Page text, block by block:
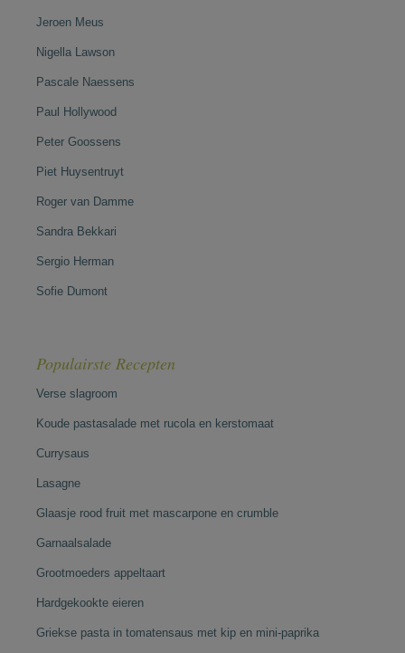
Jeroen Meus
Nigella Lawson
Pascale Naessens
Paul Hollywood
Peter Goossens
Piet Huysentruyt
Roger van Damme
Sandra Bekkari
Sergio Herman
Sofie Dumont
Populairste Recepten
Verse slagroom
Koude pastasalade met rucola en kerstomaat
Currysaus
Lasagne
Glaasje rood fruit met mascarpone en crumble
Garnaalsalade
Grootmoeders appeltaart
Hardgekookte eieren
Griekse pasta in tomatensaus met kip en mini-paprika